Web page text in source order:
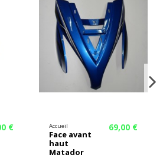
€ Accueil
Face avant
haut
Matador
69,00 €